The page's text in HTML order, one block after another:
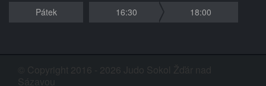
Pátek
16:30 18:00
© Copyright 2016 - 2026 Judo Sokol Žďár nad
Sázavou